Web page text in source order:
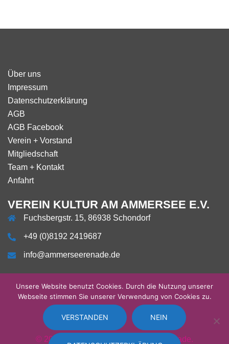
Über uns
Impressum
Datenschutzerklärung
AGB
AGB Facebook
Verein + Vorstand
Mitgliedschaft
Team + Kontakt
Anfahrt
VEREIN KULTUR AM AMMERSEE E.V.
Fuchsbergstr. 15, 86938 Schondorf
+49 (0)8192 2419687
info@ammerseerenade.de
Über ImpressumDatenschutzerklärung
AGB AGB
Facebook
Verein
+
Vorstand
Mitgliedschaft
Team
+
Kontakt
Anfahrt
© 2026 Klassikfestival AMMERSEErenade.
Unsere Website benutzt Cookies. Durch die Nutzung unserer
Webseite stimmen Sie unserer Verwendung von Cookies zu.
VERSTANDEN NEIN